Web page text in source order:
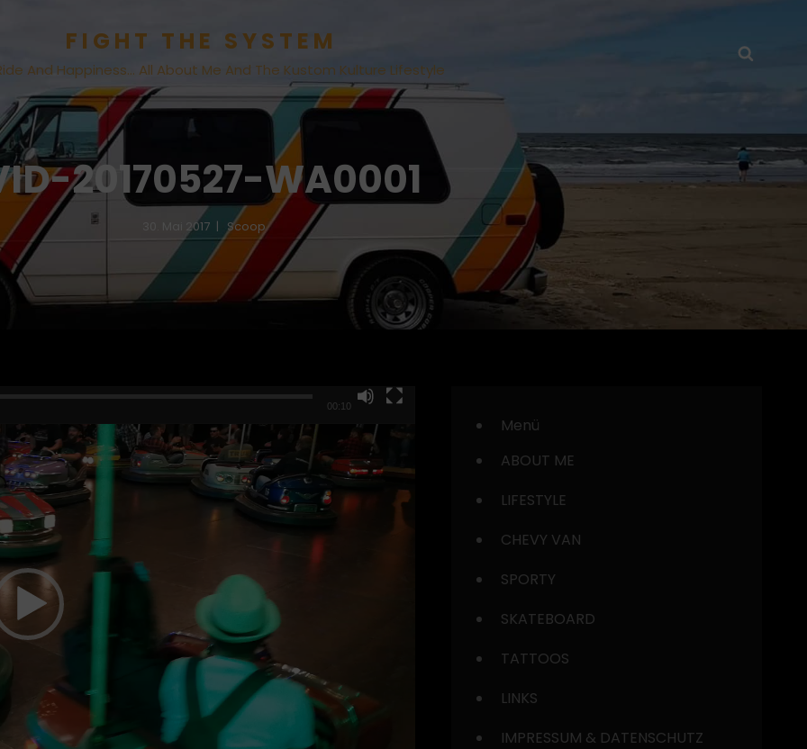
FIGHT THE SYSTEM
And Happiness… All About Me And The Kustom Kulture Lifestyle
20170527-WA0001
30. Mai 2017 Scoop
00:10
Menü
ABOUT ME
LIFESTYLE
CHEVY VAN
SPORTY
SKATEBOARD
TATTOOS
LINKS
IMPRESSUM & DATENSCHUTZ